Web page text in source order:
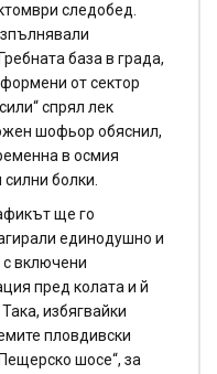
следобед.
база в града,
от сектор
спрял лек
шофьор обяснил,
в осмия
болки.
ще го
единодушно и
с включени
пред колата и й
избягвайки
пловдивски
шосе“, за